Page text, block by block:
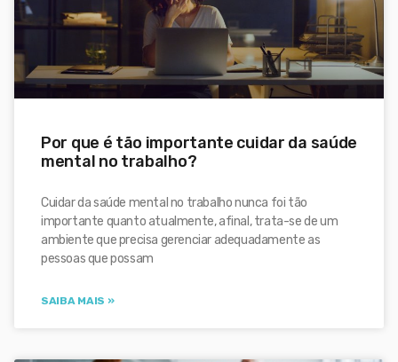
Por que é tão importante cuidar da saúde
mental no trabalho?
Cuidar da saúde mental no trabalho nunca foi tão
importante quanto atualmente, afinal, trata-se de um
ambiente que precisa gerenciar adequadamente as
pessoas que possam
SAIBA MAIS »